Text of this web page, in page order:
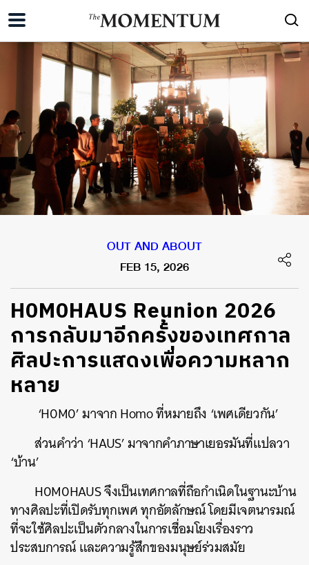
OUT AND ABOUT
FEB 15, 2026
H0M0HAUS Reunion 2026
การกลับมาอีกครั้งของเทศกาล
ศิลปะการแสดงเพื่อความหลาก
หลาย
‘H0M0’ มาจาก Homo ที่หมายถึง ‘เพศเดียวกัน’
ส่วนคำว่า ‘HAUS’ มาจากคำภาษาเยอรมันที่แปลวา
‘บ้าน’
H0M0HAUS จึงเป็นเทศกาลที่ถือกำเนิดในฐานะบ้าน
ทางศิลปะที่เปิดรับทุกเพศ ทุกอัตลักษณ์ โดยมีเจตนารมณ์
ที่จะใช้ศิลปะเป็นตัวกลางในการเชื่อมโยงเรื่องราว
ประสบการณ์ และความรู้สึกของมนุษย์ร่วมสมัย